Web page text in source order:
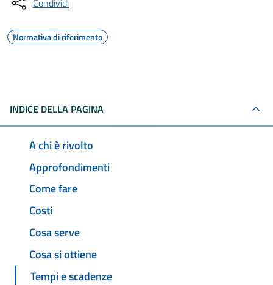
Condividi
Normativa di riferimento
INDICE DELLA PAGINA
A chi è rivolto
Approfondimenti
Come fare
Costi
Cosa serve
Cosa si ottiene
Tempi e scadenze